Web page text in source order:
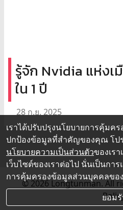
รู้จัก Nvidia แห่งเ
ใน 1 ปี
28 ก.ย. 2025
© 2026 Longtunman. All
เราได้ปรับปรุงนโยบายการคุ้มค
ปกป้องข้อมูลที่สำคัญของคุณ โป
นโยบายความเป็นส่วนตัวของเร
เว็บไซต์ของเราต่อไป นั่นเป็นกา
การคุ้มครองข้อมูลส่วนบุคคลของ
ยอม